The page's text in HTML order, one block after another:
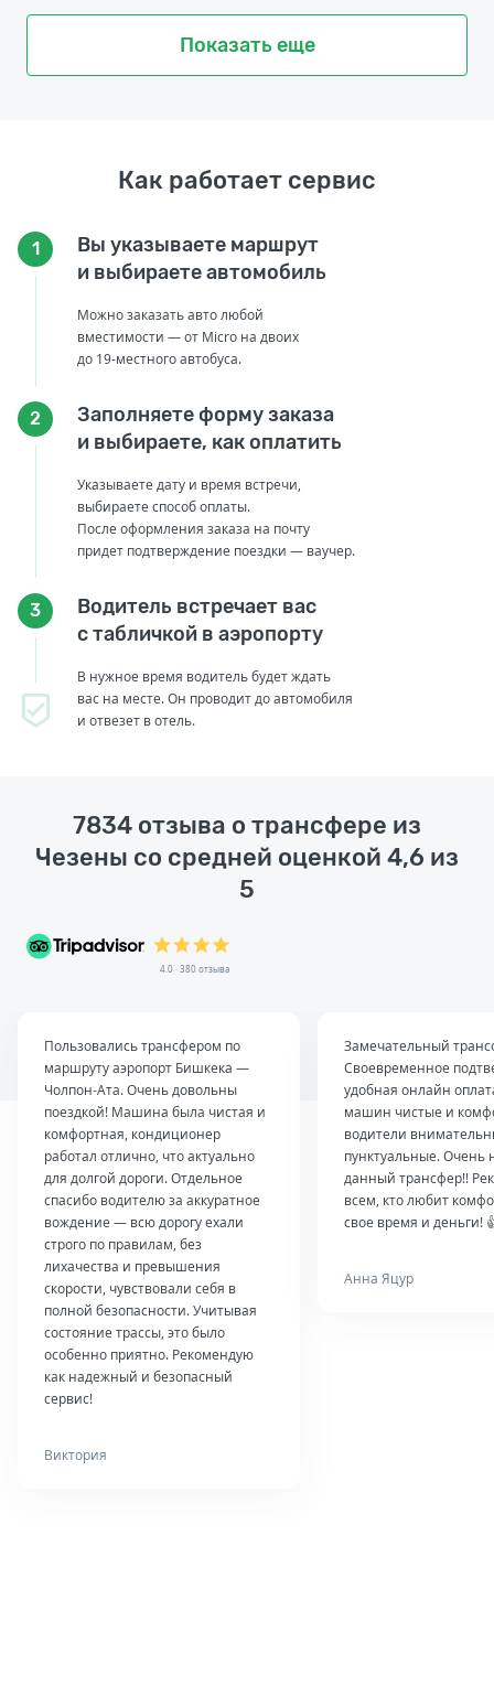
Показать еще
Как работает сервис
1
Вы указываете маршрут
и выбираете автомобиль
Можно заказать авто любой
вместимости — от Micro на двоих
до 19-местного автобуса.
2
Заполняете форму заказа
и выбираете, как оплатить
Указываете дату и время встречи,
выбираете способ оплаты.
После оформления заказа на почту
придет подтверждение поездки — ваучер.
3
Водитель встречает вас
с табличкой в аэропорту
В нужное время водитель будет ждать
вас на месте. Он проводит до автомобиля
и отвезет в отель.
7834 отзыва о трансфере из
Чезены со средней оценкой 4,6 из
5
4.0 · 380 отзыва
Пользовались трансфером по
маршруту аэропорт Бишкека —
Чолпон-Ата. Очень довольны
поездкой! Машина была чистая и
комфортная, кондиционер
работал отлично, что актуально
для долгой дороги. Отдельное
спасибо водителю за аккуратное
вождение — всю дорогу ехали
строго по правилам, без
лихачества и превышения
скорости, чувствовали себя в
полной безопасности. Учитывая
состояние трассы, это было
особенно приятно. Рекомендую
как надежный и безопасный
сервис!
Виктория
Замечательный
Своевременное
удобная онлайн
машин чистые и
водители
пунктуальные. Очень
данный трансфер!!
всем, кто любит
свое время и деньги!
Анна Яцур